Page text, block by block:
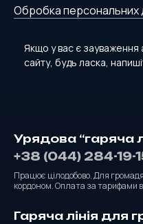
Обробка персональних
Якщо у вас є
сайту, будь ласка,
Урядова “гаряча
+38 (044) 284-19-
Працює цілодобово. Для
кордоном. Оплата за тарифами
Гаряча лінія для